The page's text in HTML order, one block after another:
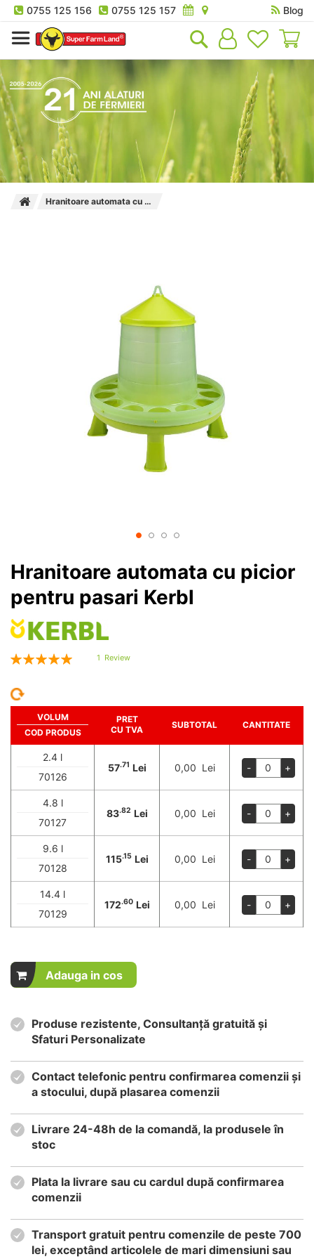
0755 125 156 0755 125 157
Blog
Hranitoare automata cu picior pentru pasari Kerbl
Hranitoare automata cu picior
pentru pasari Kerbl
Rating: 1 Review
VOLUM
COD PRODUS
PRET
CU TVA
SUBTOTAL CANTITATE
2.4 l
70126
57.71 Lei 0,00 Lei - +
4.8 l
70127
83.82 Lei 0,00 Lei - +
9.6 l
70128
115.15 Lei 0,00 Lei - +
14.4 l
70129
172.60 Lei 0,00 Lei - +
Adauga in cos
Produse rezistente, Consultanță gratuită și
Sfaturi Personalizate
Contact telefonic pentru confirmarea comenzii și
a stocului, după plasarea comenzii
Livrare 24-48h de la comandă, la produsele în
stoc
Plata la livrare sau cu cardul după confirmarea
comenzii
Transport gratuit pentru comenzile de peste 700
lei, exceptând articolele de mari dimensiuni sau